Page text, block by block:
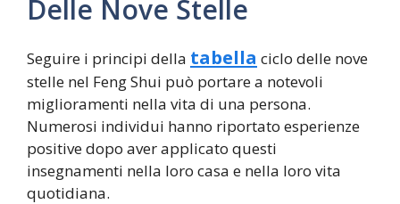
Delle Nove Stelle
Seguire i principi della tabella ciclo delle nove
stelle nel Feng Shui può portare a notevoli
miglioramenti nella vita di una persona.
Numerosi individui hanno riportato esperienze
positive dopo aver applicato questi
insegnamenti nella loro casa e nella loro vita
quotidiana.